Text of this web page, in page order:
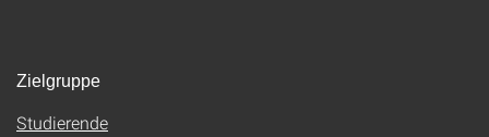
Zielgruppe
Studierende